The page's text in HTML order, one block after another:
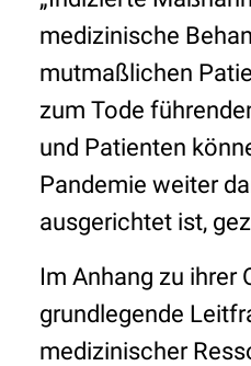
medizinische
mutmaßlichen
zum Tode
und Patienten
Pandemie weiter
ausgerichtet ist,
Im Anhang zu ihrer
grundlegende
medizinischer